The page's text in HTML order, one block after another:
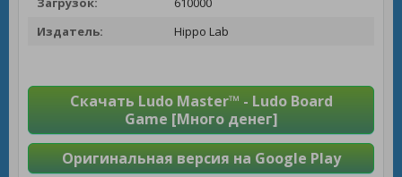
Издатель:
Hippo Lab
Скачать Ludo Master™ - Ludo Board
Game [Много денег]
Оригинальная версия на Google Play